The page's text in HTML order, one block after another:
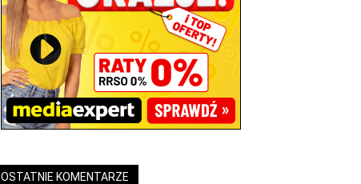
OSTATNIE KOMENTARZE